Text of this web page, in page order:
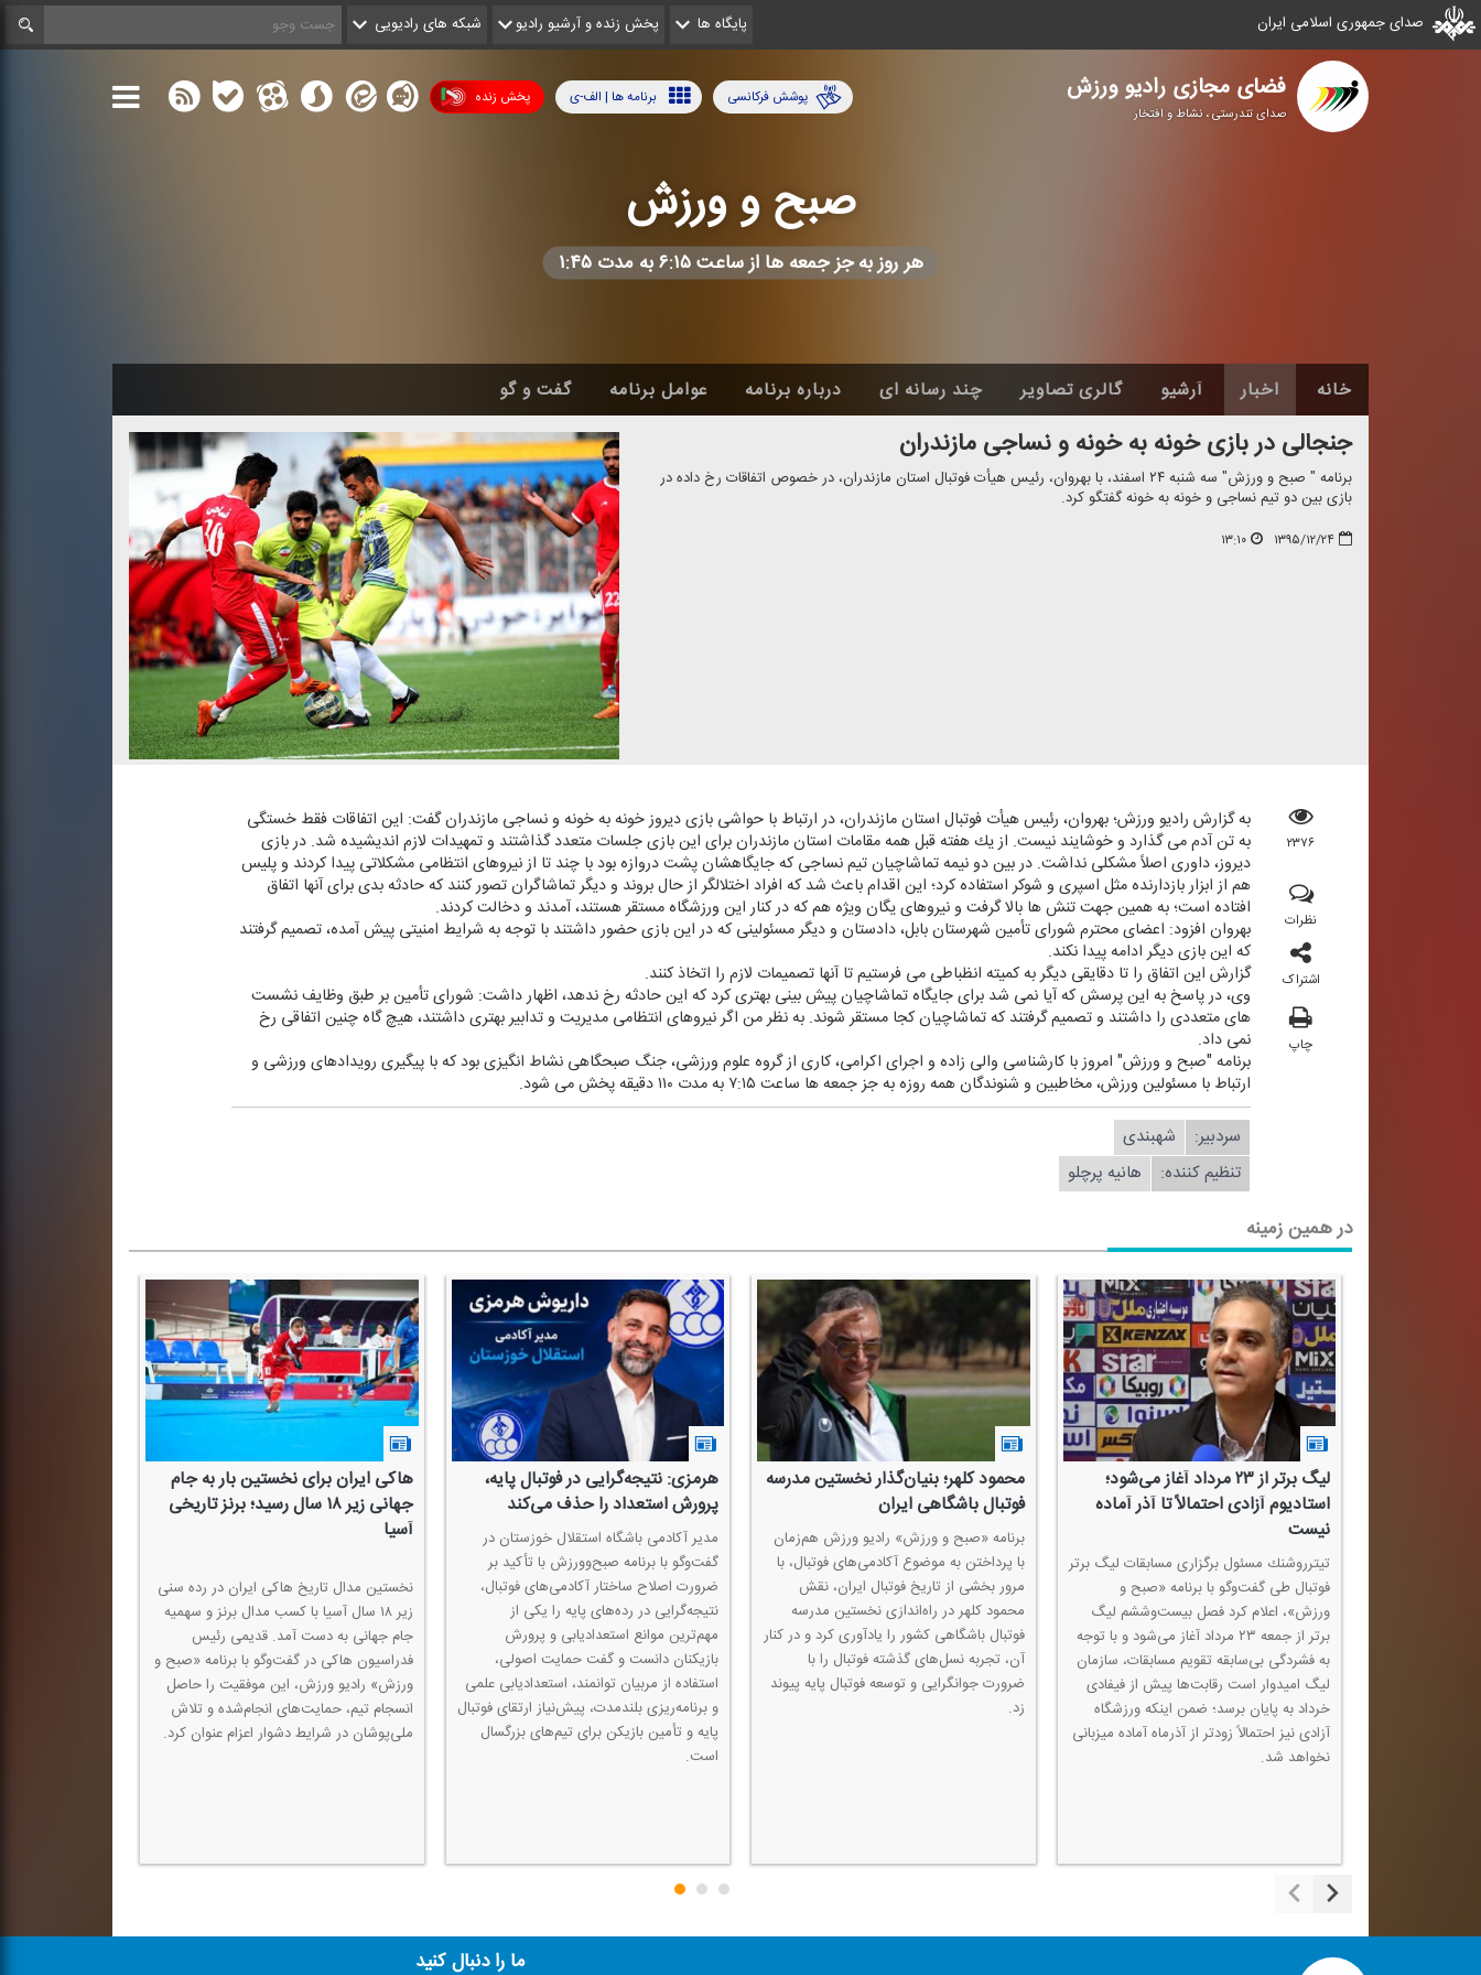
صدای جمهوری اسلامی ایران پایگاه ها پخش زنده و آرشیو رادیو شبکه های رادیویی
فضای مجازی رادیو ورزش
صدای تندرستی ، نشاط و افتخار
پخش زنده برنامه ها | الف-ی پوشش فرکانسی
صبح و ورزش
هر روز به جز جمعه ها از ساعت ۶:۱۵ به مدت ۱:۴۵
خانه اخبار آرشیو گالری تصاویر چند رسانه ای درباره برنامه عوامل برنامه گفت و گو
جنجالی در بازی خونه به خونه و نساجی مازندران
برنامه " صبح و ورزش" سه شنبه ۲۴ اسفند، با بهروان، رئیس هیأت فوتبال استان مازندران، در خصوص اتفاقات رخ داده در
بازی بین دو تیم نساجی و خونه به خونه گفتگو كرد.
۱۳۹۵/۱۲/۲۴ ۱۳:۱۰
۲۳۷۶
نظرات
اشتراک
چاپ
به گزارش رادیو ورزش؛ بهروان، رئیس هیأت فوتبال استان مازندران، در ارتباط با حواشی بازی دیروز خونه به خونه و نساجی مازندران گفت: این اتفاقات فقط خستگی
به تن آدم می گذارد و خوشایند نیست. از یك هفته قبل همه مقامات استان مازندران برای این بازی جلسات متعدد گذاشتند و تمهیدات لازم اندیشیده شد. در بازی
دیروز، داوری اصلاً مشكلی نداشت. در بین دو نیمه تماشاچیان تیم نساجی كه جایگاهشان پشت دروازه بود با چند تا از نیروهای انتظامی مشكلاتی پیدا كردند و پلیس
هم از ابزار بازدارنده مثل اسپری و شوكر استفاده كرد؛ این اقدام باعث شد كه افراد اختلالگر از حال بروند و دیگر تماشاگران تصور كنند كه حادثه بدی برای آنها اتفاق
افتاده است؛ به همین جهت تنش ها بالا گرفت و نیروهای یگان ویژه هم كه در كنار این ورزشگاه مستقر هستند، آمدند و دخالت كردند.
بهروان افزود: اعضای محترم شورای تأمین شهرستان بابل، دادستان و دیگر مسئولینی كه در این بازی حضور داشتند با توجه به شرایط امنیتی پیش آمده، تصمیم گرفتند
كه این بازی دیگر ادامه پیدا نكند.
گزارش این اتفاق را تا دقایقی دیگر به كمیته انظباطی می فرستیم تا آنها تصمیمات لازم را اتخاذ كنند.
وی، در پاسخ به این پرسش كه آیا نمی شد برای جایگاه تماشاچیان پیش بینی بهتری كرد كه این حادثه رخ ندهد، اظهار داشت: شورای تأمین بر طبق وظایف نشست
های متعددی را داشتند و تصمیم گرفتند كه تماشاچیان كجا مستقر شوند. به نظر من اگر نیروهای انتظامی مدیریت و تدابیر بهتری داشتند، هیچ گاه چنین اتفاقی رخ
نمی داد.
برنامه "صبح و ورزش" امروز با كارشناسی والی زاده و اجرای اكرامی، كاری از گروه علوم ورزشی، جنگ صبحگاهی نشاط انگیزی بود كه با پیگیری رویدادهای ورزشی و
ارتباط با مسئولین ورزش، مخاطبین و شنوندگان همه روزه به جز جمعه ها ساعت ۷:۱۵ به مدت ۱۱۰ دقیقه پخش می شود.
سردبیر:
شهبندی
تنظیم كننده:
هانیه پرچلو
در همین زمینه
لیگ برتر از ۲۳ مرداد آغاز می‌شود؛
استادیوم آزادی احتمالاً تا آذر آماده
نیست
تیترروشنك مسئول برگزاری مسابقات لیگ برتر
فوتبال طی گفت‌وگو با برنامه «صبح و
ورزش»، اعلام كرد فصل بیست‌وششم لیگ
برتر از جمعه ۲۳ مرداد آغاز می‌شود و با توجه
به فشردگی بی‌سابقه تقویم مسابقات، سازمان
لیگ امیدوار است رقابت‌ها پیش از فیفادی
خرداد به پایان برسد؛ ضمن اینكه ورزشگاه
آزادی نیز احتمالاً زودتر از آذرماه آماده میزبانی
نخواهد شد.
محمود كلهر؛ بنیان‌گذار نخستین مدرسه
فوتبال باشگاهی ایران
برنامه «صبح و ورزش» رادیو ورزش هم‌زمان
با پرداختن به موضوع آكادمی‌های فوتبال، با
مرور بخشی از تاریخ فوتبال ایران، نقش
محمود كلهر در راه‌اندازی نخستین مدرسه
فوتبال باشگاهی كشور را یادآوری كرد و در كنار
آن، تجربه نسل‌های گذشته فوتبال را با
ضرورت جوانگرایی و توسعه فوتبال پایه پیوند
زد.
هرمزی: نتیجه‌گرایی در فوتبال پایه،
پرورش استعداد را حذف می‌كند
مدیر آكادمی باشگاه استقلال خوزستان در
گفت‌وگو با برنامه صبح‌وورزش با تأكید بر
ضرورت اصلاح ساختار آكادمی‌های فوتبال،
نتیجه‌گرایی در رده‌های پایه را یكی از
مهم‌ترین موانع استعدادیابی و پرورش
بازیكنان دانست و گفت حمایت اصولی،
استفاده از مربیان توانمند، استعدادیابی علمی
و برنامه‌ریزی بلندمدت، پیش‌نیاز ارتقای فوتبال
پایه و تأمین بازیكن برای تیم‌های بزرگسال
است.
هاكی ایران برای نخستین بار به جام
جهانی زیر ۱۸ سال رسید؛ برنز تاریخی
آسیا
نخستین مدال تاریخ هاكی ایران در رده سنی
زیر ۱۸ سال آسیا با كسب مدال برنز و سهمیه
جام جهانی به دست آمد. قدیمی رئیس
فدراسیون هاكی در گفت‌وگو با برنامه «صبح و
ورزش» رادیو ورزش، این موفقیت را حاصل
انسجام تیم، حمایت‌های انجام‌شده و تلاش
ملی‌پوشان در شرایط دشوار اعزام عنوان كرد.
ما را دنبال کنید